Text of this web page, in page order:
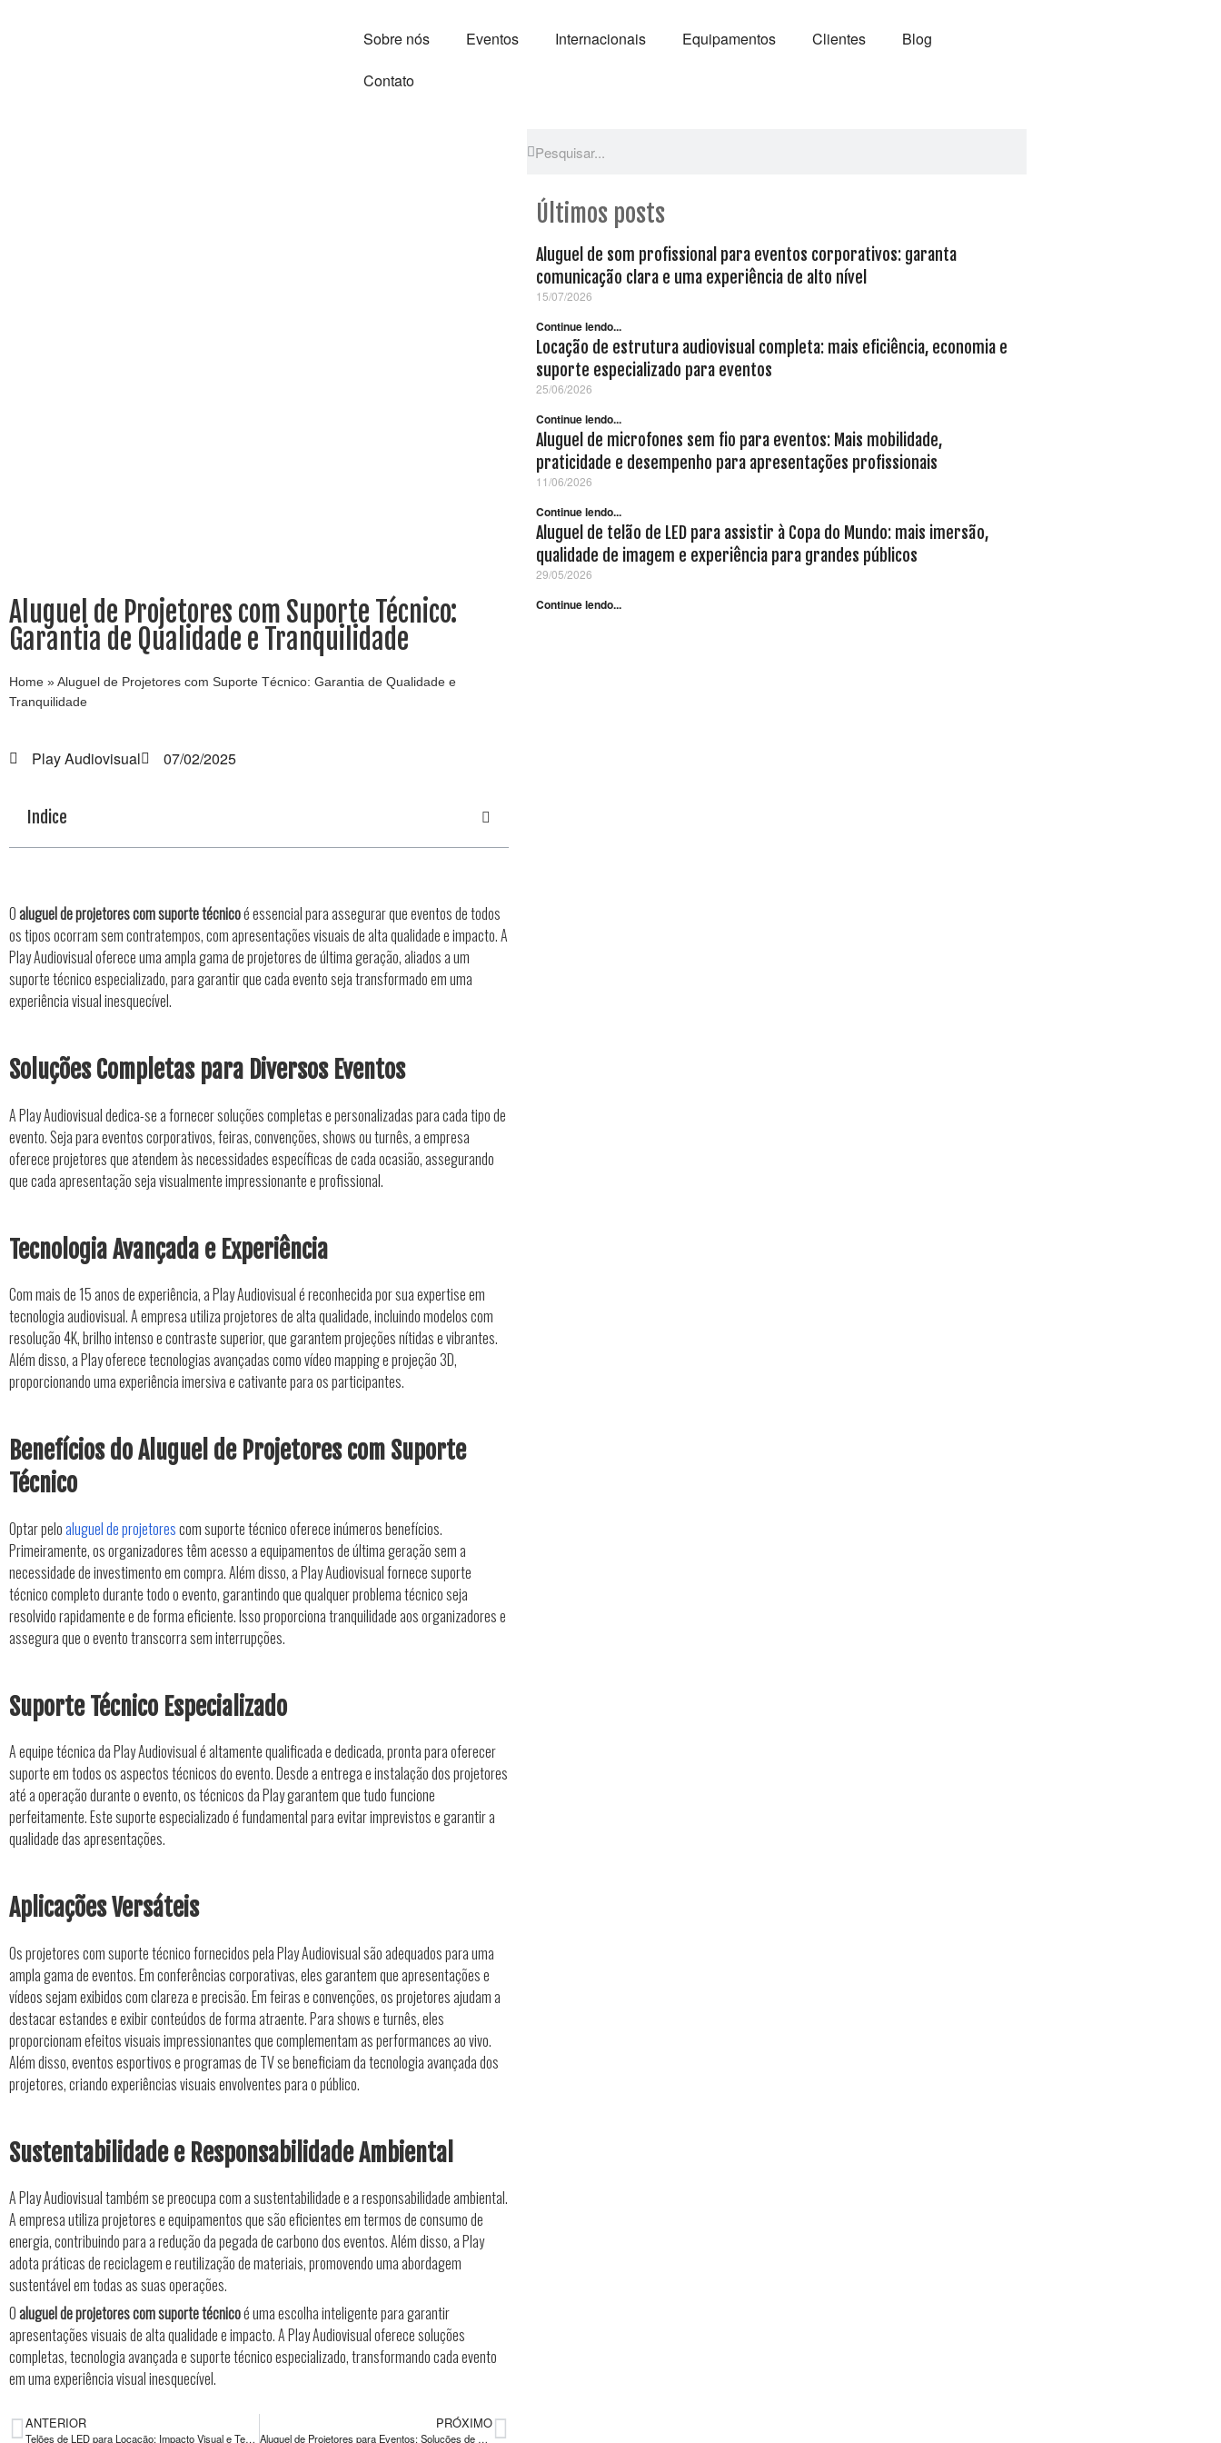
Sobre nós Eventos Internacionais Equipamentos Clientes
Blog
Contato
Aluguel de Projetores com Suporte Técnico:
Garantia de Qualidade e Tranquilidade
Home » Aluguel de Projetores com Suporte Técnico: Garantia de Qualidade e
Tranquilidade
Play Audiovisual 07/02/2025
Indice
Oaluguel de projetores com suporte técnicoé essencial para assegurar que eventos de todos
os tipos ocorram sem contratempos, com apresentações visuais de alta qualidade e impacto. A
Play Audiovisual oferece uma ampla gama de projetores de última geração, aliados a um
suporte técnico especializado, para garantir que cada evento seja transformado em uma
experiência visual inesquecível.
Soluções Completas para Diversos Eventos
A Play Audiovisual dedica-se a fornecer soluções completas e personalizadas para cada tipo de
evento. Seja para eventos corporativos, feiras, convenções, shows ou turnês, a empresa
oferece projetores que atendem às necessidades específicas de cada ocasião, assegurando
que cada apresentação seja visualmente impressionante e profissional.
Tecnologia Avançada e Experiência
Com mais de 15 anos de experiência, a Play Audiovisual é reconhecida por sua expertise em
tecnologia audiovisual. A empresa utiliza projetores de alta qualidade, incluindo modelos com
resolução 4K, brilho intenso e contraste superior, que garantem projeções nítidas e vibrantes.
Além disso, a Play oferece tecnologias avançadas como vídeo mapping e projeção 3D,
proporcionando uma experiência imersiva e cativante para os participantes.
Benefícios do Aluguel de Projetores com Suporte
Técnico
Optar peloaluguel de projetorescom suporte técnico oferece inúmeros benefícios.
Primeiramente, os organizadores têm acesso a equipamentos de última geração sem a
necessidade de investimento em compra. Além disso, a Play Audiovisual fornece suporte
técnico completo durante todo o evento, garantindo que qualquer problema técnico seja
resolvido rapidamente e de forma eficiente. Isso proporciona tranquilidade aos organizadores e
assegura que o evento transcorra sem interrupções.
Suporte Técnico Especializado
A equipe técnica da Play Audiovisual é altamente qualificada e dedicada, pronta para oferecer
suporte em todos os aspectos técnicos do evento. Desde a entrega e instalação dos projetores
até a operação durante o evento, os técnicos da Play garantem que tudo funcione
perfeitamente. Este suporte especializado é fundamental para evitar imprevistos e garantir a
qualidade das apresentações.
Aplicações Versáteis
Os projetores com suporte técnico fornecidos pela Play Audiovisual são adequados para uma
ampla gama de eventos. Em conferências corporativas, eles garantem que apresentações e
vídeos sejam exibidos com clareza e precisão. Em feiras e convenções, os projetores ajudam a
destacar estandes e exibir conteúdos de forma atraente. Para shows e turnês, eles
proporcionam efeitos visuais impressionantes que complementam as performances ao vivo.
Além disso, eventos esportivos e programas de TV se beneficiam da tecnologia avançada dos
projetores, criando experiências visuais envolventes para o público.
Sustentabilidade e Responsabilidade Ambiental
A Play Audiovisual também se preocupa com a sustentabilidade e a responsabilidade ambiental.
A empresa utiliza projetores e equipamentos que são eficientes em termos de consumo de
energia, contribuindo para a redução da pegada de carbono dos eventos. Além disso, a Play
adota práticas de reciclagem e reutilização de materiais, promovendo uma abordagem
sustentável em todas as suas operações.
Oaluguel de projetores com suporte técnicoé uma escolha inteligente para garantir
apresentações visuais de alta qualidade e impacto. A Play Audiovisual oferece soluções
completas, tecnologia avançada e suporte técnico especializado, transformando cada evento
em uma experiência visual inesquecível.
ANTERIOR
Telões de LED para Locação: Impacto Visual e Tecnologia de Ponta
PRÓXIMO
Aluguel de Projetores para Eventos: Soluções de Alta Qualidade
Últimos posts
Aluguel de som profissional para eventos corporativos: garanta
comunicação clara e uma experiência de alto nível
15/07/2026
Continue lendo...
Locação de estrutura audiovisual completa: mais eficiência, economia e
suporte especializado para eventos
25/06/2026
Continue lendo...
Aluguel de microfones sem fio para eventos: Mais mobilidade,
praticidade e desempenho para apresentações profissionais
11/06/2026
Continue lendo...
Aluguel de telão de LED para assistir à Copa do Mundo: mais imersão,
qualidade de imagem e experiência para grandes públicos
29/05/2026
Continue lendo...